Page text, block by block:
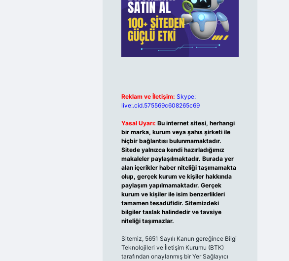
Reklam ve İletişim: Skype:
live:.cid.575569c608265c69
Yasal Uyarı: Bu internet sitesi, herhangi
bir marka, kurum veya şahıs şirketi ile
hiçbir bağlantısı bulunmamaktadır.
Sitede yalnızca kendi hazırladığımız
makaleler paylaşılmaktadır. Burada yer
alan içerikler haber niteliği taşımamakta
olup, gerçek kurum ve kişiler hakkında
paylaşım yapılmamaktadır. Gerçek
kurum ve kişiler ile isim benzerlikleri
tamamen tesadüfidir. Sitemizdeki
bilgiler taslak halindedir ve tavsiye
niteliği taşımazlar.
Sitemiz, 5651 Sayılı Kanun gereğince Bilgi
Teknolojileri ve İletişim Kurumu (BTK)
tarafından onaylanmış bir Yer Sağlayıcı